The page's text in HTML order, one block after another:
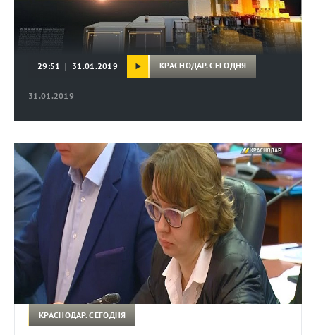
31.01.2019
29:51 | 31.01.2019 КРАСНОДАР. СЕГОДНЯ
КРАСНОДАР. СЕГОДНЯ